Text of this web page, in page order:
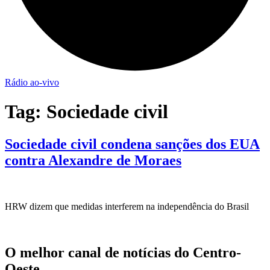
Rádio ao-vivo
Tag: Sociedade civil
Sociedade civil condena sanções dos EUA
contra Alexandre de Moraes
HRW dizem que medidas interferem na independência do Brasil
O melhor canal de notícias do Centro-